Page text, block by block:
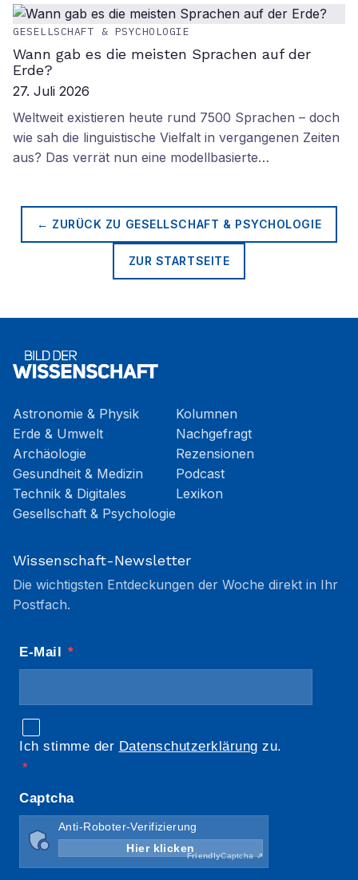
GESELLSCHAFT & PSYCHOLOGIE
Wann gab es die meisten Sprachen auf der
Erde?
27. Juli 2026
Weltweit existieren heute rund 7500 Sprachen – doch
wie sah die linguistische Vielfalt in vergangenen Zeiten
aus? Das verrät nun eine modellbasierte…
← ZURÜCK ZU GESELLSCHAFT & PSYCHOLOGIE
ZUR STARTSEITE
Astronomie & Physik
Erde & Umwelt
Archäologie
Gesundheit & Medizin
Technik & Digitales
Gesellschaft & Psychologie
Kolumnen
Nachgefragt
Rezensionen
Podcast
Lexikon
Wissenschaft-Newsletter
Die wichtigsten Entdeckungen der Woche direkt in Ihr
Postfach.